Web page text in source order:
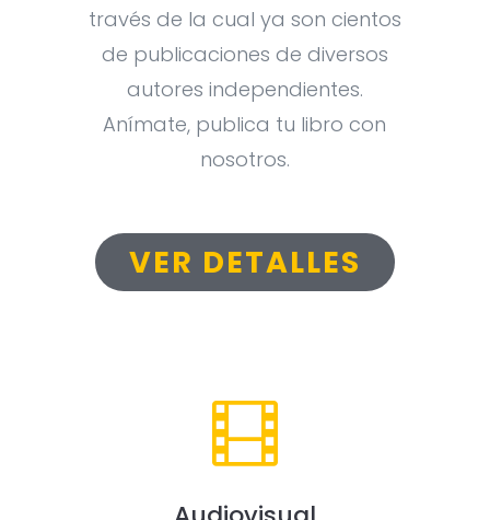
través de la cual ya son cientos
de publicaciones de diversos
autores independientes.
Anímate, publica tu libro con
nosotros.
VER DETALLES
